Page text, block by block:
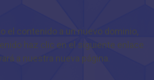
el contenido a un nuevo dominio,
haz clic en el siguiente enlace
a nuestra nueva página.